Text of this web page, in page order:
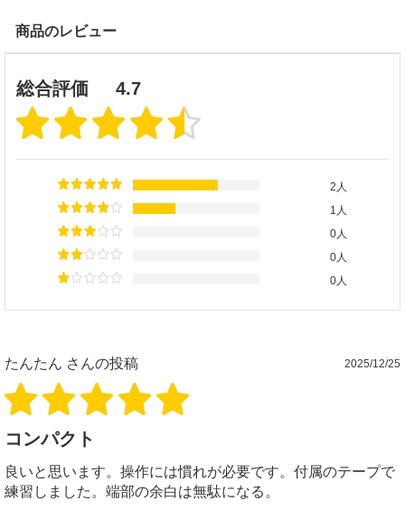
商品のレビュー
総合評価 4.7
2人
1人
0人
0人
0人
たんたん さんの投稿 2025/12/25
コンパクト
良いと思います。操作には慣れが必要です。付属のテープで
練習しました。端部の余白は無駄になる。